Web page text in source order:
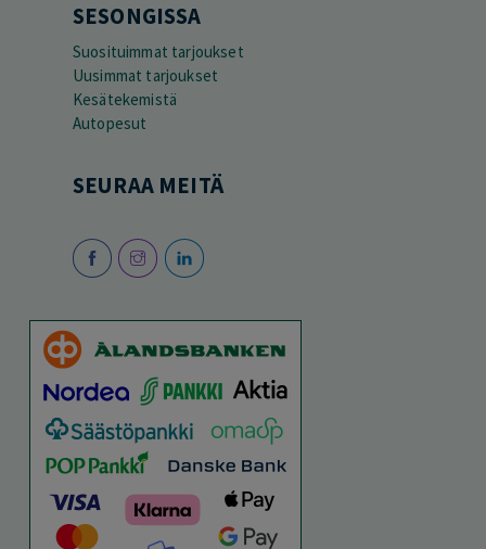
SESONGISSA
Suosituimmat tarjoukset
Uusimmat tarjoukset
Kesätekemistä
Autopesut
SEURAA MEITÄ